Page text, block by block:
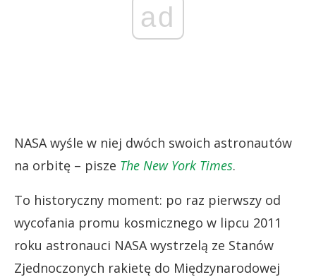
ad
NASA wyśle w niej dwóch swoich astronautów
na orbitę – pisze The New York Times.
To historyczny moment: po raz pierwszy od
wycofania promu kosmicznego w lipcu 2011
roku astronauci NASA wystrzelą ze Stanów
Zjednoczonych rakietę do Międzynarodowej